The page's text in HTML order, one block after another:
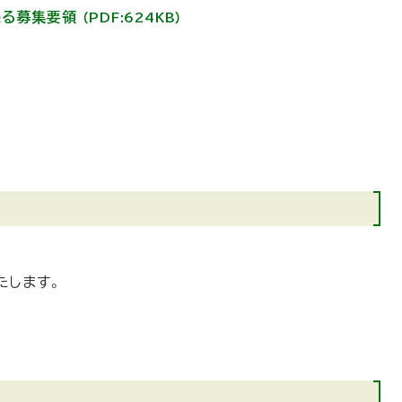
募集要領 （PDF:624KB）
す。